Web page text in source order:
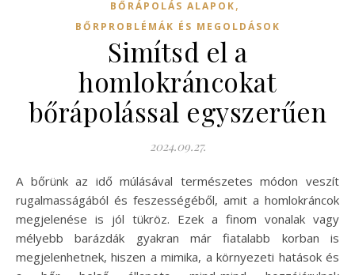
BŐRÁPOLÁS ALAPOK,
BŐRPROBLÉMÁK ÉS MEGOLDÁSOK
Simítsd el a
homlokráncokat
bőrápolással egyszerűen
2024.09.27.
A bőrünk az idő múlásával természetes módon veszít
rugalmasságából és feszességéből, amit a homlokráncok
megjelenése is jól tükröz. Ezek a finom vonalak vagy
mélyebb barázdák gyakran már fiatalabb korban is
megjelenhetnek, hiszen a mimika, a környezeti hatások és